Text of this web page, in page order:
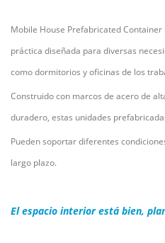
Mobile House Prefabricated
práctica diseñada para diversas
como dormitorios y oficinas de los
Construido con marcos de acero de
duradero, estas unidades
Pueden soportar diferentes
largo plazo.
El espacio interior está bien,